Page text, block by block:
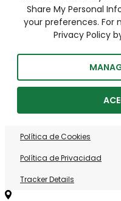
Share My Personal
your preferences. For
Privacy Policy
Política de Cookies
Política de Privacidad
Tracker Details